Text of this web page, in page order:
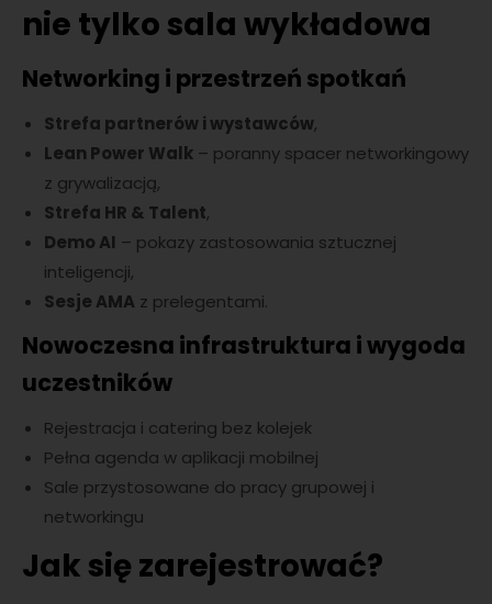
nie tylko sala wykładowa
Networking i przestrzeń spotkań
Strefa partnerów i wystawców,
Lean Power Walk – poranny spacer networkingowy
z grywalizacją,
Strefa HR & Talent,
Demo AI – pokazy zastosowania sztucznej
inteligencji,
Sesje AMA z prelegentami.
Nowoczesna infrastruktura i wygoda
uczestników
Rejestracja i catering bez kolejek
Pełna agenda w aplikacji mobilnej
Sale przystosowane do pracy grupowej i
networkingu
Jak się zarejestrować?